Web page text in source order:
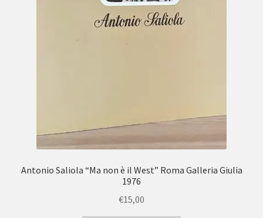
Antonio Saliola “Ma non è il West” Roma Galleria Giulia
1976
€15,00